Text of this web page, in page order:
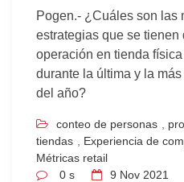
Pogen.- ¿Cuáles son las
estrategias que se
operación en tienda
durante la última y la
del año?
conteo de personas
tiendas
Experiencia de
Métricas retail
0 s
9 Nov 2021